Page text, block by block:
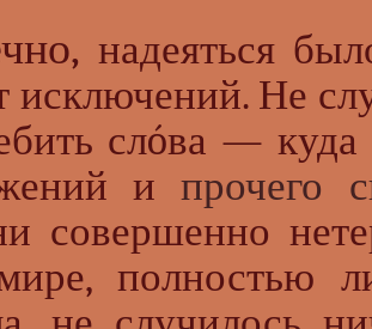
надеяться
исключений. Не
слóва —
ипрочего
совершенно
полностью